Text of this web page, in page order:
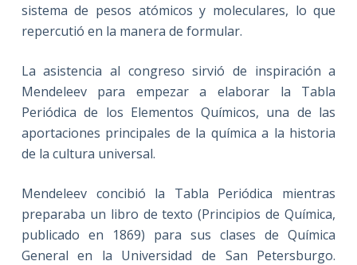
sistema de pesos atómicos y moleculares, lo que
repercutió en la manera de formular.
La asistencia al congreso sirvió de inspiración a
Mendeleev para empezar a elaborar la Tabla
Periódica de los Elementos Químicos, una de las
aportaciones principales de la química a la historia
de la cultura universal.
Mendeleev concibió la Tabla Periódica mientras
preparaba un libro de texto (Principios de Química,
publicado en 1869) para sus clases de Química
General en la Universidad de San Petersburgo.